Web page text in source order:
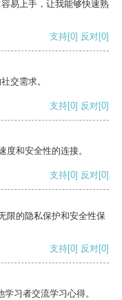
易上手，让我能够快速熟
支持[0] 反对[0]
交需求。
支持[0] 反对[0]
和安全性的连接。
支持[0] 反对[0]
限的隐私保护和安全性保
支持[0] 反对[0]
习者交流学习心得。